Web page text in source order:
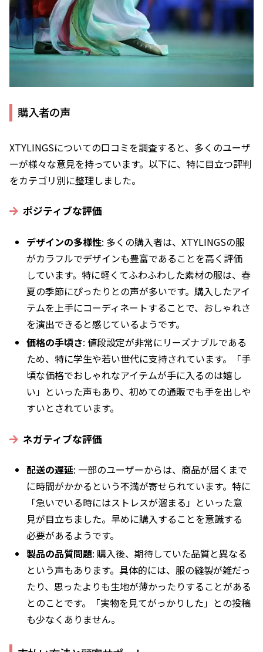
購入者の声
XTYLINGSについての口コミを調査すると、多くのユーザ
ーが様々な意見を持っています。以下に、特に目立つ評判
をカテゴリ別に整理しました。
ポジティブな評価
デザインの多様性: 多くの購入者は、XTYLINGSの服
がカラフルでデザインも豊富であることを高く評価
しています。特に軽くてふわふわした素材の服は、春
夏の季節にぴったりとの声が多いです。購入したアイ
テムを上手にコーディネートすることで、おしゃれさ
を演出できると感じているようです。
価格の手頃さ: 値段設定が非常にリーズナブルである
ため、特に学生や若い世代に支持されています。「手
頃な価格でおしゃれなアイテムが手に入るのは嬉し
い」といった声もあり、初めての通販でも手を出しや
すいとされています。
ネガティブな評価
配送の遅延: 一部のユーザーからは、商品が届くまで
に時間がかかるという不満が寄せられています。特に
「急いでいる時にはストレスが溜まる」といった意
見が目立ちました。早めに購入することを意識する
必要があるようです。
製品の品質問題: 購入後、期待していた品質と異なる
という声もあります。具体的には、服の縫製が雑だっ
たり、思ったよりも生地が薄かったりすることがある
とのことです。「実物を見てがっかりした」との投稿
も少なくありません。